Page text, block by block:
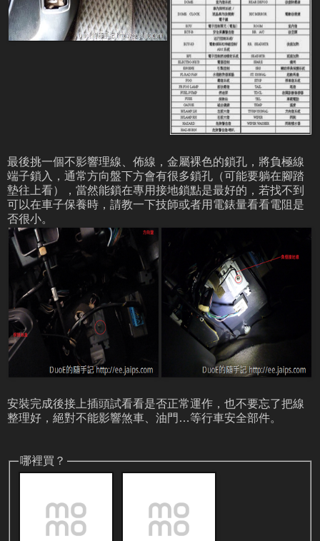
最後挑一個不影響理線、佈線，金屬裸色的鎖孔，將負極線
端子鎖入，通常方向盤下方會有很多鎖孔（可能要躺在腳踏
墊往上看），當然能鎖在專用接地鎖點是最好的，若找不到
可以在車子保養時，請教一下技師或者用電錶量看看電阻是
否很小。
安裝完成後接上插頭試看看是否正常運作，也不要忘了把線
整理好，絕對不能影響煞車、油門…等行車安全部件。
哪裡買？